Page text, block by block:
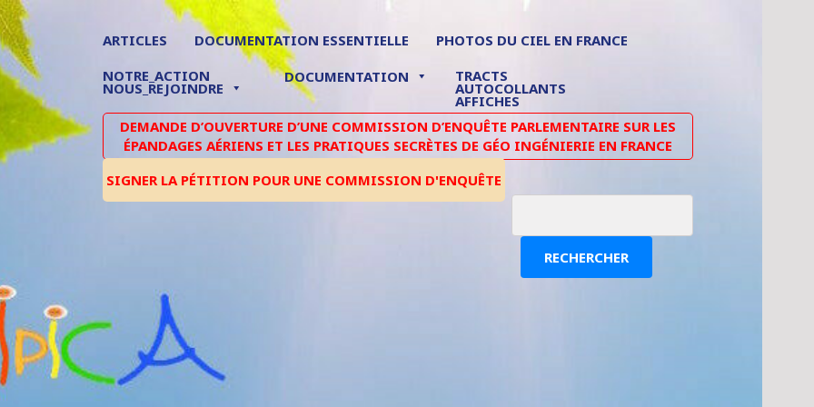
ARTICLES DOCUMENTATION ESSENTIELLE
PHOTOS DU CIEL EN FRANCE
NOTRE_ACTION
NOUS_REJOINDRE
DOCUMENTATION TRACTS
AUTOCOLLANTS
AFFICHES
DEMANDE D’OUVERTURE D’UNE COMMISSION D’ENQUÊTE PARLEMENTAIRE SUR LES
ÉPANDAGES AÉRIENS ET LES PRATIQUES SECRÈTES DE GÉO INGÉNIERIE EN FRANCE
SIGNER LA PÉTITION POUR UNE COMMISSION D'ENQUÊTE
RECHERCHER